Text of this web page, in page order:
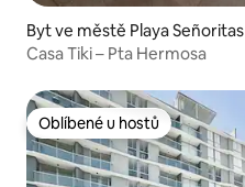
Byt ve městě Playa Señoritas
Casa Tiki – Pta Hermosa
Oblíbené u hostů
Oblíbené u hostů